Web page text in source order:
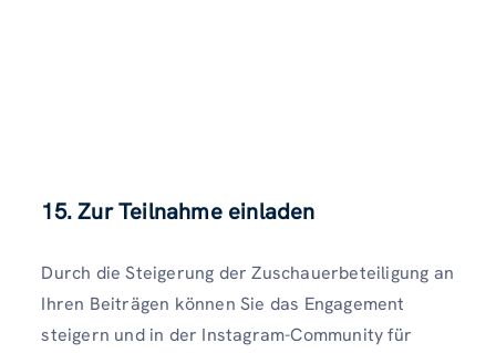
15. Zur Teilnahme einladen
Durch die Steigerung der Zuschauerbeteiligung an
Ihren Beiträgen können Sie das Engagement
steigern und in der Instagram-Community für